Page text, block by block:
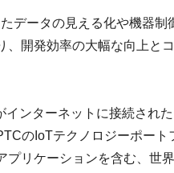
データの見える化や機器
開発効率の大幅な向上と
ンターネットに接続され
のIoTテクノロジーポー
リケーションを含む、世